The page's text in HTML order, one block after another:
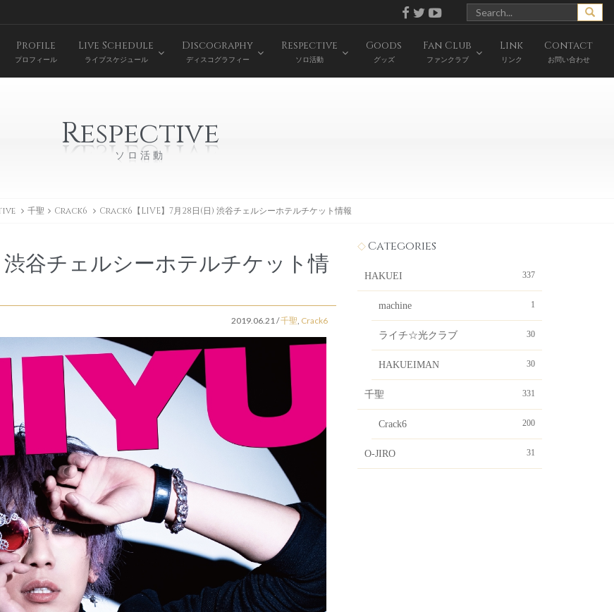
Profile
プロフィール
Live Schedule
ライブスケジュール
Discography
ディスコグラフィー
Respective
ソロ活動
Goods
グッズ
Fan Club
ファンクラブ
Link
リンク
Contact
お問い合わせ
Respective
ソロ活動
千聖 Crack6 Crack6【LIVE】7月28日(日) 渋谷チェルシーホテルチケット情報
渋谷チェルシーホテルチケット情
2019.06.21/千聖, Crack6
Categories
HAKUEI 337
machine 1
ライチ☆光クラブ 30
HAKUEIMAN 30
千聖 331
Crack6 200
O-JIRO 31